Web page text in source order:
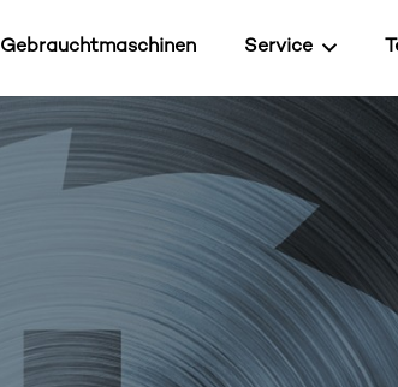
Gebrauchtmaschinen Service